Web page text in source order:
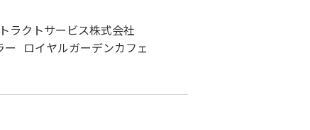
ラクトサービス株式会社
ー ロイヤルガーデンカフェ